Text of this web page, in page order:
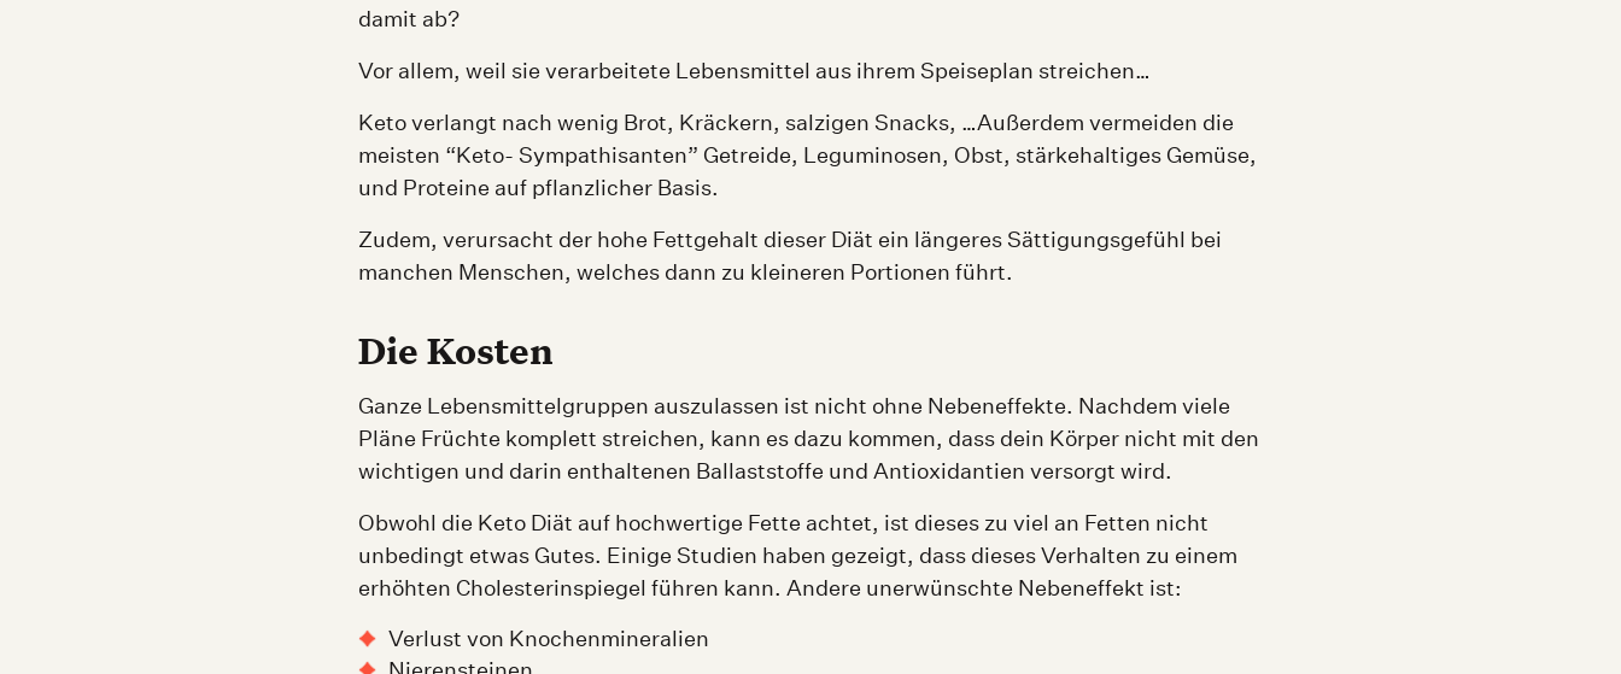
damit ab?
Vor allem, weil sie verarbeitete Lebensmittel aus ihrem Speiseplan streichen…
Keto verlangt nach wenig Brot, Kräckern, salzigen Snacks, …Außerdem vermeiden die
meisten “Keto- Sympathisanten” Getreide, Leguminosen, Obst, stärkehaltiges Gemüse,
und Proteine auf pflanzlicher Basis.
Zudem, verursacht der hohe Fettgehalt dieser Diät ein längeres Sättigungsgefühl bei
manchen Menschen, welches dann zu kleineren Portionen führt.
Die Kosten
Ganze Lebensmittelgruppen auszulassen ist nicht ohne Nebeneffekte. Nachdem viele
Pläne Früchte komplett streichen, kann es dazu kommen, dass dein Körper nicht mit den
wichtigen und darin enthaltenen Ballaststoffe und Antioxidantien versorgt wird.
Obwohl die Keto Diät auf hochwertige Fette achtet, ist dieses zu viel an Fetten nicht
unbedingt etwas Gutes. Einige Studien haben gezeigt, dass dieses Verhalten zu einem
erhöhten Cholesterinspiegel führen kann. Andere unerwünschte Nebeneffekt ist:
Verlust von Knochenmineralien